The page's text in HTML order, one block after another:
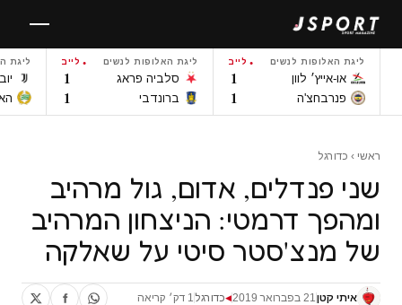
לתוכן
ליגת האלופות לנשים לייב
או-אייץ׳ לוון 1
פנרבחצ'ה 1
ליגת האלופות לנשים לייב
סלביה פראג 1
ברונדבי 1
ליגת
ראשי › כדורגל
שני פנדלים, אדום, גול מרהיב
ומהפך דרמטי: הניצחון המרהיב
של מנצ'סטר סיטי על שאלקה
איתי קטן21 בפברואר 2019 ◀כדורגל 1 דק׳ קריאה